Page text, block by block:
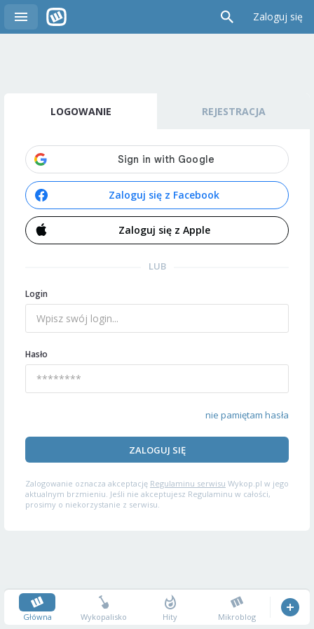
Zaloguj się
LOGOWANIE REJESTRACJA
Zaloguj się z Facebook
Zaloguj się z Apple
LUB
Login
Hasło
nie pamiętam hasła
ZALOGUJ SIĘ
Zalogowanie oznacza akceptację Regulaminu serwisu Wykop.pl w jego
aktualnym brzmieniu. Jeśli nie akceptujesz Regulaminu w całości,
prosimy o niekorzystanie z serwisu.
Główna Wykopalisko Hity Mikroblog